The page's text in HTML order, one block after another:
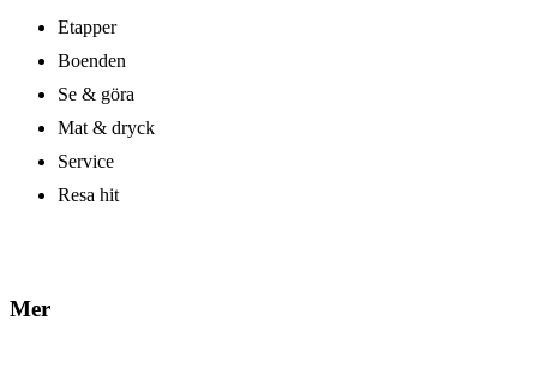
Etapper
Boenden
Se & göra
Mat & dryck
Service
Resa hit
Mer